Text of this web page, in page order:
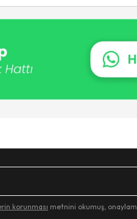
korunması metnini okumuş,